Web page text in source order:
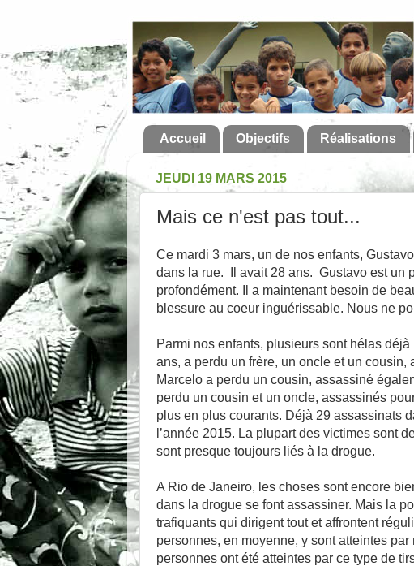
Accueil Objectifs Réalisations
JEUDI 19 MARS 2015
Mais ce n'est pas tout...
Ce mardi 3 mars, un de nos enfants,
dans la rue. Il avait 28 ans. Gustavo est un
profondément. Il a maintenant besoin de
blessure au coeur inguérissable. Nous ne
Parmi nos enfants, plusieurs sont hélas
ans, a perdu un frère, un oncle et un
Marcelo a perdu un cousin, assassiné
perdu un cousin et un oncle, assassinés
plus en plus courants. Déjà 29 assassinats
l’année 2015. La plupart des victimes sont
sont presque toujours liés à la drogue.
A Rio de Janeiro, les choses sont encore
dans la drogue se font assassiner. Mais la
trafiquants qui dirigent tout et affrontent
personnes, en moyenne, y sont atteintes
personnes ont été atteintes par ce type de